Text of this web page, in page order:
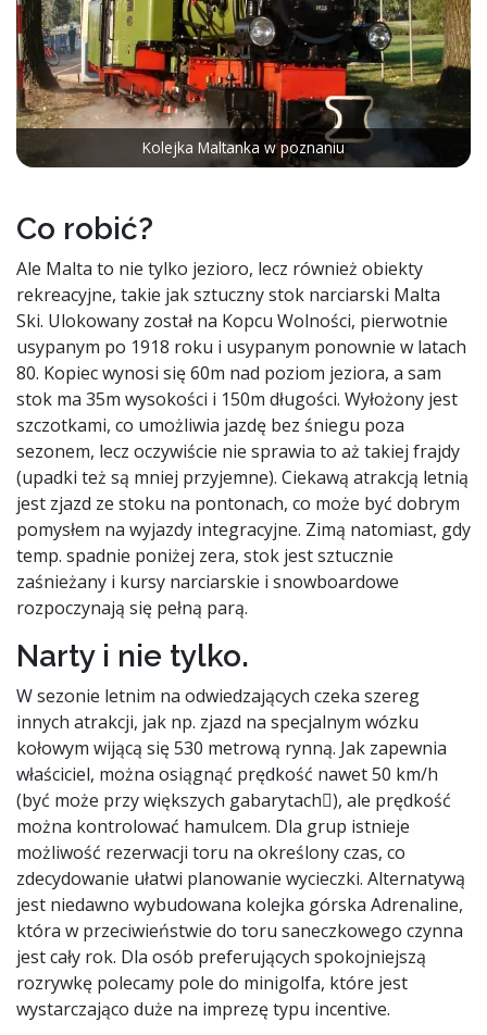
Kolejka Maltanka w poznaniu
Co robić?
Ale Malta to nie tylko jezioro, lecz również obiekty
rekreacyjne, takie jak sztuczny stok narciarski Malta
Ski. Ulokowany został na Kopcu Wolności, pierwotnie
usypanym po 1918 roku i usypanym ponownie w latach
80. Kopiec wynosi się 60m nad poziom jeziora, a sam
stok ma 35m wysokości i 150m długości. Wyłożony jest
szczotkami, co umożliwia jazdę bez śniegu poza
sezonem, lecz oczywiście nie sprawia to aż takiej frajdy
(upadki też są mniej przyjemne). Ciekawą atrakcją letnią
jest zjazd ze stoku na pontonach, co może być dobrym
pomysłem na wyjazdy integracyjne. Zimą natomiast, gdy
temp. spadnie poniżej zera, stok jest sztucznie
zaśnieżany i kursy narciarskie i snowboardowe
rozpoczynają się pełną parą.
Narty i nie tylko.
W sezonie letnim na odwiedzających czeka szereg
innych atrakcji, jak np. zjazd na specjalnym wózku
kołowym wijącą się 530 metrową rynną. Jak zapewnia
właściciel, można osiągnąć prędkość nawet 50 km/h
(być może przy większych gabarytach), ale prędkość
można kontrolować hamulcem. Dla grup istnieje
możliwość rezerwacji toru na określony czas, co
zdecydowanie ułatwi planowanie wycieczki. Alternatywą
jest niedawno wybudowana kolejka górska Adrenaline,
która w przeciwieństwie do toru saneczkowego czynna
jest cały rok. Dla osób preferujących spokojniejszą
rozrywkę polecamy pole do minigolfa, które jest
wystarczająco duże na imprezę typu incentive.